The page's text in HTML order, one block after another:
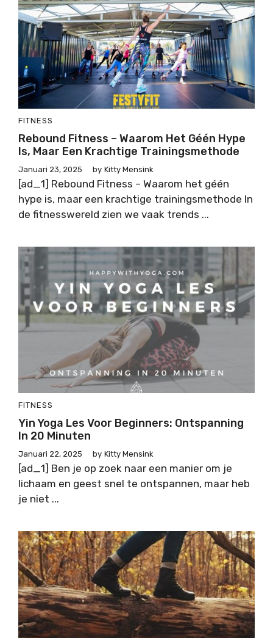
FITNESS
Rebound Fitness – Waarom Het Géén Hype
Is, Maar Een Krachtige Trainingsmethode
Januari 23, 2025 by Kitty Mensink
[ad_1] Rebound Fitness – Waarom het géén
hype is, maar een krachtige trainingsmethode In
de fitnesswereld zien we vaak trends ...
FITNESS
Yin Yoga Les Voor Beginners: Ontspanning
In 20 Minuten
Januari 22, 2025 by Kitty Mensink
[ad_1] Ben je op zoek naar een manier om je
lichaam en geest snel te ontspannen, maar heb
je niet ...